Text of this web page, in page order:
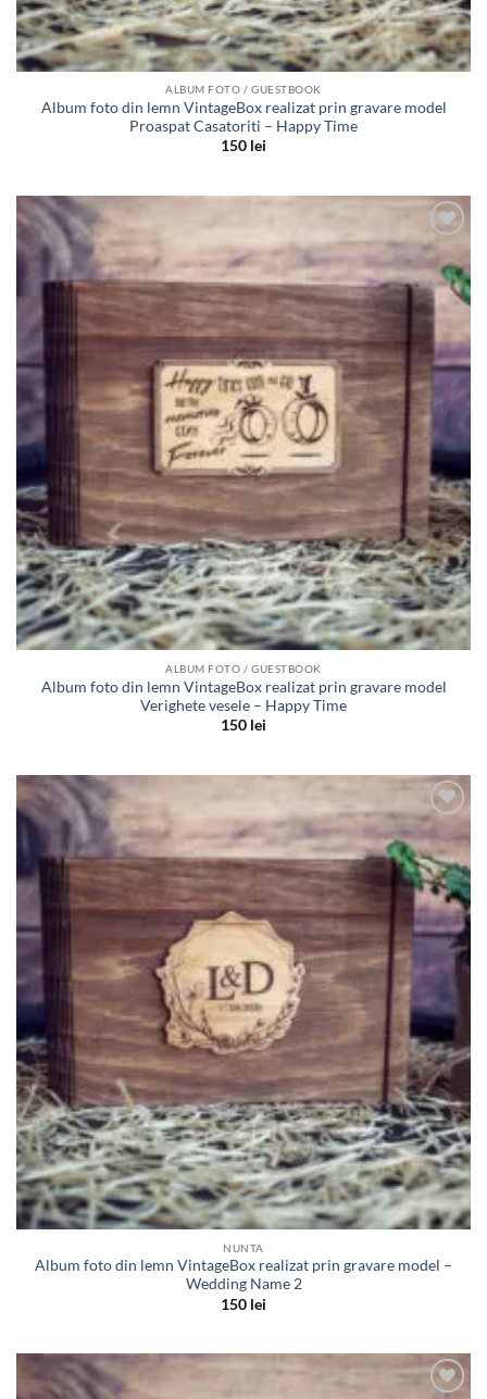
ALBUM FOTO / GUESTBOOK
Album foto din lemn VintageBox realizat prin gravare model
Proaspat Casatoriti – Happy Time
150 lei
in lista
de
dorinte
ALBUM FOTO / GUESTBOOK
Album foto din lemn VintageBox realizat prin gravare model
Verighete vesele – Happy Time
150 lei
Adauga
in lista
de
dorinte
NUNTA
Album foto din lemn VintageBox realizat prin gravare model –
Wedding Name 2
150 lei